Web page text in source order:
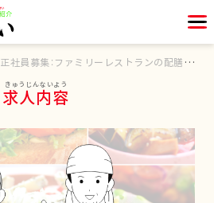
正社員募集：ファミリーレストランの配膳スタッフ
求人内容